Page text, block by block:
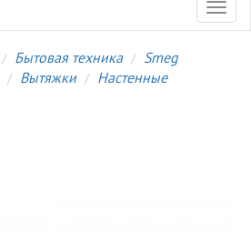
Бытовая техника
Smeg
Вытяжки
Настенные